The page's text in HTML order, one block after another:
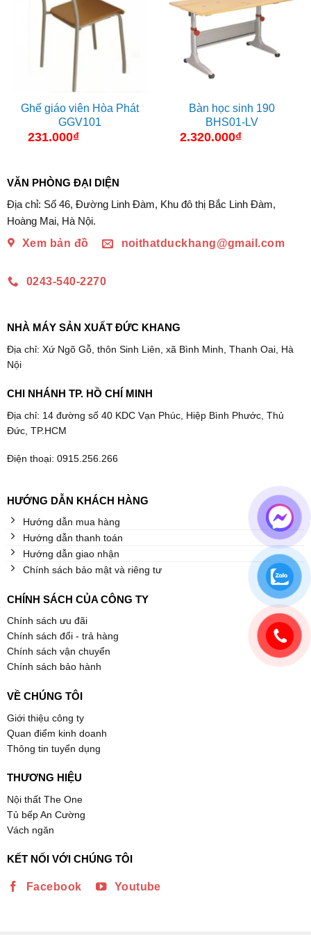
Ghế giáo viên Hòa Phát
GGV101
231.000₫
Bàn học sinh 190
BHS01-LV
2.320.000₫
VĂN PHÒNG ĐẠI DIỆN
Địa chỉ: Số 46, Đường Linh Đàm, Khu đô thị Bắc Linh Đàm,
Hoàng Mai, Hà Nội.
Xem bản đồ
noithatduckhang@gmail.com
0243-540-2270
NHÀ MÁY SẢN XUẤT ĐỨC KHANG
Địa chỉ: Xứ Ngõ Gỗ, thôn Sinh Liên, xã Bình Minh, Thanh Oai, Hà
Nội
CHI NHÁNH TP. HỒ CHÍ MINH
Địa chỉ: 14 đường số 40 KDC Vạn Phúc, Hiệp Bình Phước, Thủ
Đức, TP.HCM
Điện thoại: 0915.256.266
HƯỚNG DẪN KHÁCH HÀNG
Hướng dẫn mua hàng
Hướng dẫn thanh toán
Hướng dẫn giao nhận
Chính sách bảo mật và riêng tư
CHÍNH SÁCH CỦA CÔNG TY
Chính sách ưu đãi
Chính sách đổi - trả hàng
Chính sách vận chuyển
Chính sách bảo hành
VỀ CHÚNG TÔI
Giới thiệu công ty
Quan điểm kinh doanh
Thông tin tuyển dụng
THƯƠNG HIỆU
Nội thất The One
Tủ bếp An Cường
Vách ngăn
KẾT NỐI VỚI CHÚNG TÔI
Facebook Youtube